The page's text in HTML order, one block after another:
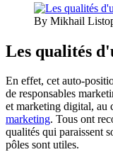
By Mikhail
Les qualités
En effet, cet auto-
de responsables
et marketing digital, au
marketing. Tous ont
qualités qui paraissent
pôles sont utiles.